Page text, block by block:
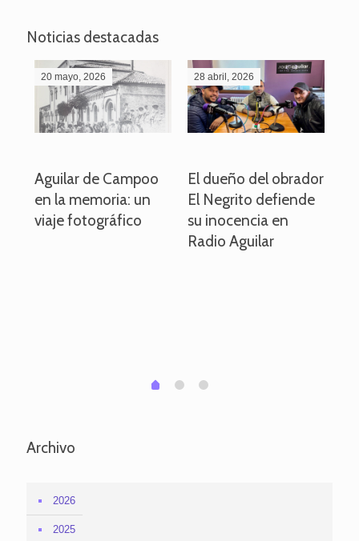
Noticias destacadas
20 mayo, 2026
Aguilar de Campoo
en la memoria: un
viaje fotográfico
28 abril, 2026
El dueño del obrador
El Negrito defiende
su inocencia en
Radio Aguilar
0 1 2
Archivo
2026
2025